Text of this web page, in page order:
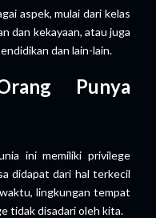
aspek, mulai dari kelas
dan kekayaan, atau juga
dan lain-lain.
Punya
ini memiliki privilege
didapat dari hal terkecil
lingkungan tempat
tidak disadari oleh kita.